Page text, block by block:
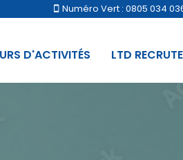
Numéro Vert : 0805 034
D'ACTIVITÉS LTD